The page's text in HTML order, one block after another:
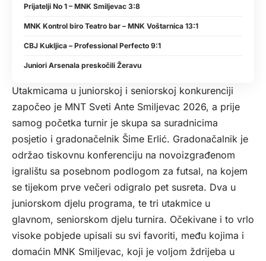
Prijatelji No 1 – MNK Smiljevac 3:8
MNK Kontrol biro Teatro bar – MNK Voštarnica 13:1
CBJ Kukljica – Professional Perfecto 9:1
Juniori Arsenala preskočili Žeravu
Utakmicama u juniorskoj i seniorskoj konkurenciji
započeo je MNT Sveti Ante Smiljevac 2026, a prije
samog početka turnir je skupa sa suradnicima
posjetio i gradonačelnik Šime Erlić. Gradonačalnik je
održao tiskovnu konferenciju na novoizgrađenom
igralištu sa posebnom podlogom za futsal, na kojem
se tijekom prve večeri odigralo pet susreta. Dva u
juniorskom djelu programa, te tri utakmice u
glavnom, seniorskom djelu turnira. Očekivane i to vrlo
visoke pobjede upisali su svi favoriti, među kojima i
domaćin MNK Smiljevac, koji je voljom ždrijeba u